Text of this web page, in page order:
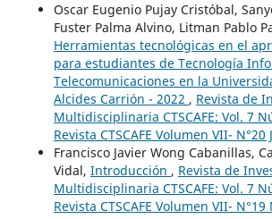
Oscar Eugenio Pujay Cristóbal,
Fuster Palma Alvino, Litman Pablo
Herramientas tecnológicas en el
para estudiantes de Tecnología
Telecomunicaciones en la
Alcides Carrión - 2022 , Revista de
Multidisciplinaria CTSCAFE: Vol. 7
Revista CTSCAFE Volumen VII- N°20
Francisco Javier Wong Cabanillas,
Vidal, Introducción , Revista de
Multidisciplinaria CTSCAFE: Vol. 7
Revista CTSCAFE Volumen VII-